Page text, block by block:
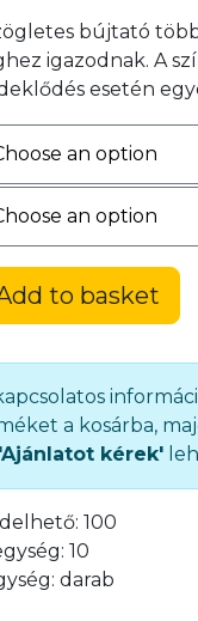
bújtató
igazodnak. A
esetén
to basket
a kosárba,
'Ajánlatot kérek'
100
10
darab